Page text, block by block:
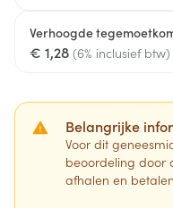
Verhoogde
€ 1,28 (6% inclusief btw)
Belangrijke
Voor dit
beoordeling door
afhalen en